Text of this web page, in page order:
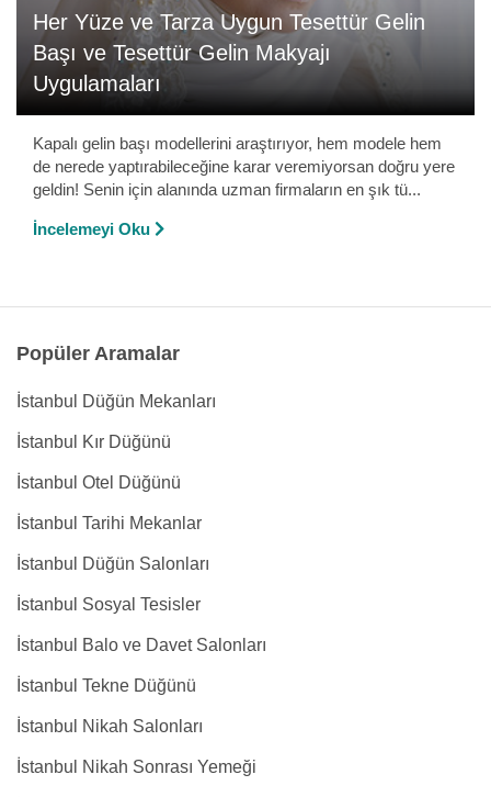
Her Yüze ve Tarza Uygun Tesettür Gelin
Başı ve Tesettür Gelin Makyajı
Uygulamaları
Kapalı gelin başı modellerini araştırıyor, hem modele hem
de nerede yaptırabileceğine karar veremiyorsan doğru yere
geldin! Senin için alanında uzman firmaların en şık tü...
İncelemeyi Oku
Popüler Aramalar
İstanbul Düğün Mekanları
İstanbul Kır Düğünü
İstanbul Otel Düğünü
İstanbul Tarihi Mekanlar
İstanbul Düğün Salonları
İstanbul Sosyal Tesisler
İstanbul Balo ve Davet Salonları
İstanbul Tekne Düğünü
İstanbul Nikah Salonları
İstanbul Nikah Sonrası Yemeği